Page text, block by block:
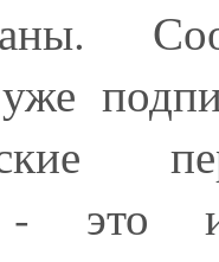
уже
- это